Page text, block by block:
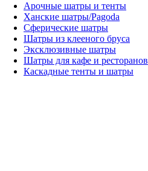
Арочные шатры и тенты
Ханские шатры/Pagoda
Сферические шатры
Шатры из клееного бруса
Эксклюзивные шатры
Шатры для кафе и ресторанов
Каскадные тенты и шатры